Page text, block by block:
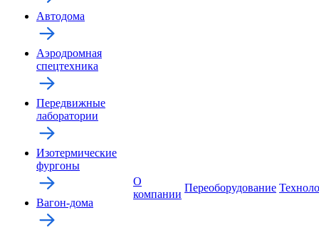
Автодома
Аэродромная
спецтехника
Передвижные
лаборатории
Изотермические
фургоны
Вагон-дома
О
компании
Переоборудование